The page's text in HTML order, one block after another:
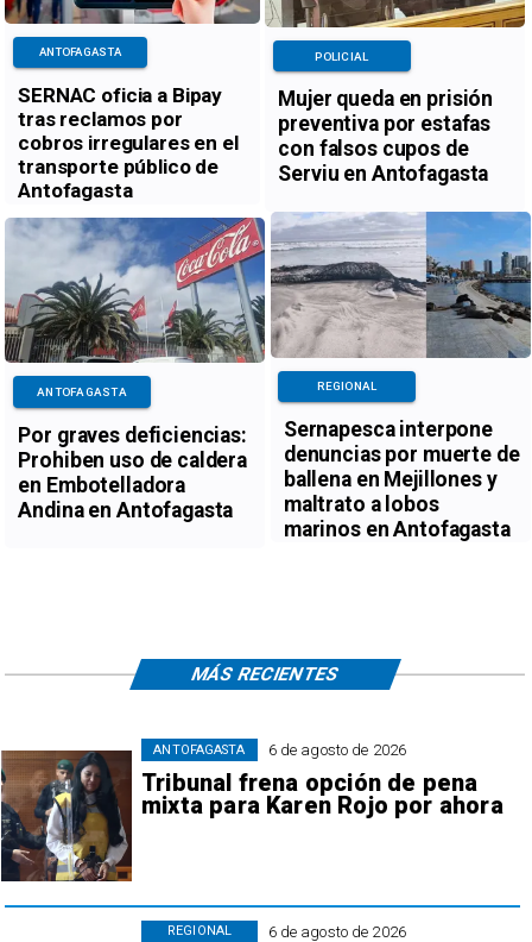
SERNAC oficia a Bipay
tras reclamos por
cobros irregulares en el
transporte público de
Antofagasta
ANTOFAGASTA
Mujer queda en prisión
preventiva por estafas
con falsos cupos de
Serviu en Antofagasta
POLICIAL
Por graves deficiencias:
Prohiben uso de caldera
en Embotelladora
Andina en Antofagasta
ANTOFAGASTA
Sernapesca interpone
denuncias por muerte de
ballena en Mejillones y
maltrato a lobos
marinos en Antofagasta
REGIONAL
6 de agosto de 2026
Tribunal frena opción de pena
mixta para Karen Rojo por ahora
ANTOFAGASTA
6 de agosto de 2026
REGIONAL
MÁS RECIENTES